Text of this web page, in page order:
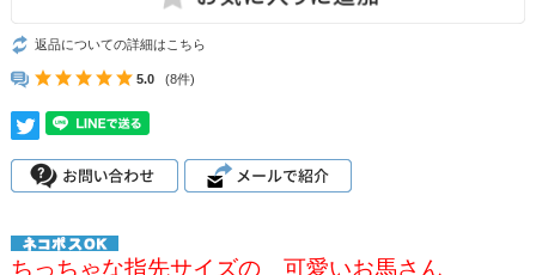
返品についての詳細はこちら
5.0 (8件)
ちっちゃな指先サイズの 可愛いお馬さん